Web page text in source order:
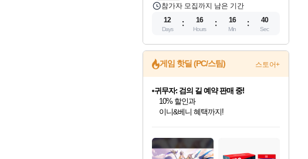
참가자 모집까지 남은 기간
12
Days
16
Hours
16
Min
39
Sec
게임 핫딜 (PC/스팀) 스토어+
최대 90% 할인가를 만나보세요!
네이버혜택과 함께 만나보세요!
50%할인&추가 적립까지!
귀무자: 검의 길 예약 판매 중!
10% 할인과
이니&베니 혜택까지!
네이버 혜택가와 함께 예약하세요!
할인&네이버혜택으로 만나보세요!
네이버페이 혜택과 만나보세요!
40주년 프로모션으로 만나보세요!
네이버 포인트 혜택까지!
할인가에 만나보세요!
일부 에디션 상시 할인!
혜택으로 예약 판매 중
편안하게 충전하세요